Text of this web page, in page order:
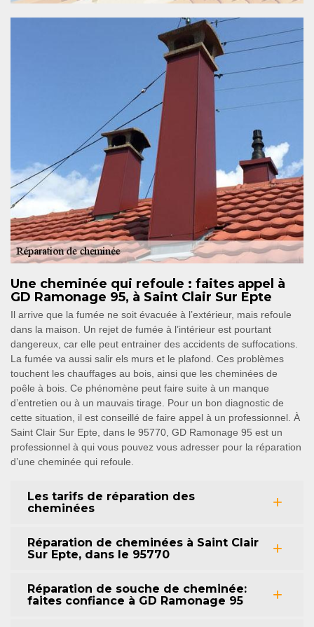
Une cheminée qui refoule : faites appel à
GD Ramonage 95, à Saint Clair Sur Epte
Il arrive que la fumée ne soit évacuée à l’extérieur, mais refoule
dans la maison. Un rejet de fumée à l’intérieur est pourtant
dangereux, car elle peut entrainer des accidents de suffocations.
La fumée va aussi salir els murs et le plafond. Ces problèmes
touchent les chauffages au bois, ainsi que les cheminées de
poêle à bois. Ce phénomène peut faire suite à un manque
d’entretien ou à un mauvais tirage. Pour un bon diagnostic de
cette situation, il est conseillé de faire appel à un professionnel. À
Saint Clair Sur Epte, dans le 95770, GD Ramonage 95 est un
professionnel à qui vous pouvez vous adresser pour la réparation
d’une cheminée qui refoule.
Les tarifs de réparation des
cheminées
Réparation de cheminées à Saint Clair
Sur Epte, dans le 95770
Réparation de souche de cheminée:
faites confiance à GD Ramonage 95